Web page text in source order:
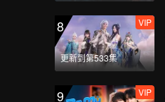
8
更新到第533集
VIP
9 VIP